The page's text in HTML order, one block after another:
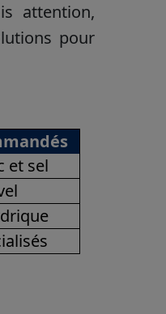
attention,
pour
et sel